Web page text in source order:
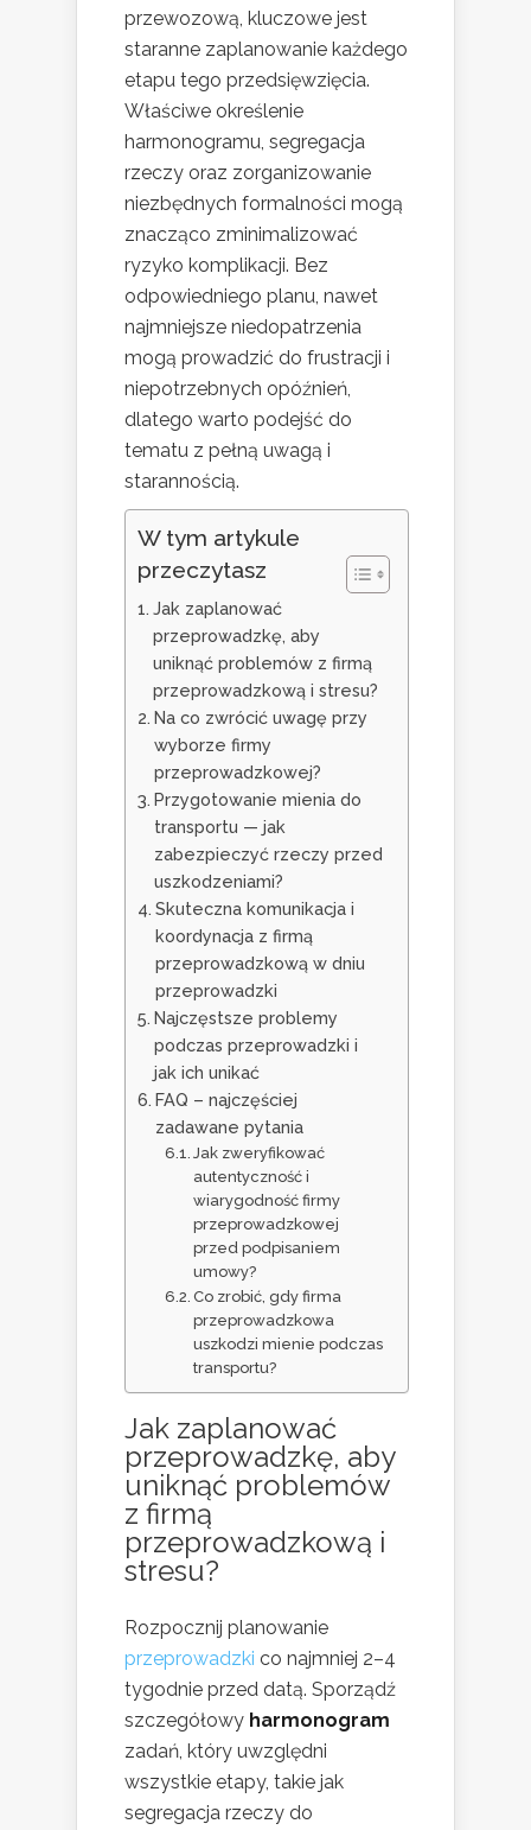
przewozową, kluczowe jest
staranne zaplanowanie każdego
etapu tego przedsięwzięcia.
Właściwe określenie
harmonogramu, segregacja
rzeczy oraz zorganizowanie
niezbędnych formalności mogą
znacząco zminimalizować
ryzyko komplikacji. Bez
odpowiedniego planu, nawet
najmniejsze niedopatrzenia
mogą prowadzić do frustracji i
niepotrzebnych opóźnień,
dlatego warto podejść do
tematu z pełną uwagą i
starannością.
W tym artykule
przeczytasz
Jak zaplanować
przeprowadzkę, aby
uniknąć problemów z firmą
przeprowadzkową i stresu?
Na co zwrócić uwagę przy
wyborze firmy
przeprowadzkowej?
Przygotowanie mienia do
transportu — jak
zabezpieczyć rzeczy przed
uszkodzeniami?
Skuteczna komunikacja i
koordynacja z firmą
przeprowadzkową w dniu
przeprowadzki
Najczęstsze problemy
podczas przeprowadzki i
jak ich unikać
FAQ – najczęściej
zadawane pytania
Jak zweryfikować
autentyczność i
wiarygodność firmy
przeprowadzkowej
przed podpisaniem
umowy?
Co zrobić, gdy firma
przeprowadzkowa
uszkodzi mienie podczas
transportu?
Jak zaplanować
przeprowadzkę, aby
uniknąć problemów
z firmą
przeprowadzkową i
stresu?
Rozpocznij planowanie
przeprowadzki co najmniej 2–4
tygodnie przed datą. Sporządź
szczegółowy harmonogram
zadań, który uwzględni
wszystkie etapy, takie jak
segregacja rzeczy do